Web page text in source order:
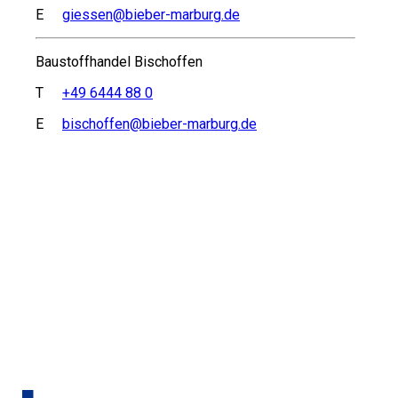
E giessen@bieber-marburg.de
Baustoffhandel Bischoffen
T
+49 6444 88 0
E
bischoffen@bieber-marburg.de